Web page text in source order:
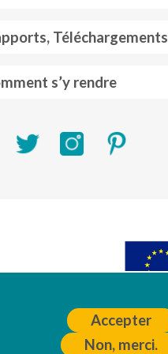
Téléchargements
s’y rendre
Accepter
Non, merci.